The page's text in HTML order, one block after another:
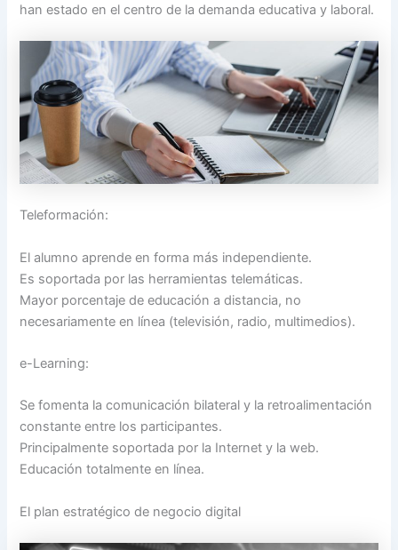
han estado en el centro de la demanda educativa y laboral.
Teleformación:
El alumno aprende en forma más independiente.
Es soportada por las herramientas telemáticas.
Mayor porcentaje de educación a distancia, no
necesariamente en línea (televisión, radio, multimedios).
e-Learning:
Se fomenta la comunicación bilateral y la retroalimentación
constante entre los participantes.
Principalmente soportada por la Internet y la web.
Educación totalmente en línea.
El plan estratégico de negocio digital